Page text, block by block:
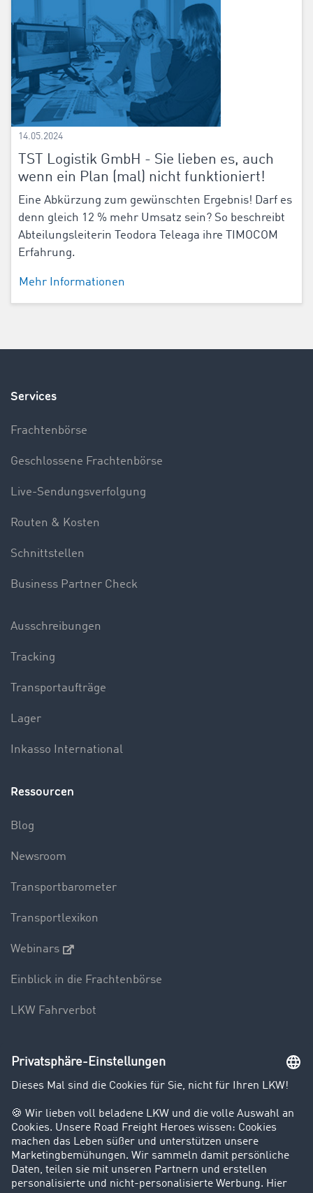
14.05.2024
TST Logistik GmbH - Sie lieben es, auch
wenn ein Plan (mal) nicht funktioniert!
Eine Abkürzung zum gewünschten Ergebnis! Darf es
denn gleich 12 % mehr Umsatz sein? So beschreibt
Abteilungsleiterin Teodora Teleaga ihre TIMOCOM
Erfahrung.
Mehr Informationen
Services
Frachtenbörse
Geschlossene Frachtenbörse
Live-Sendungsverfolgung
Routen & Kosten
Schnittstellen
Business Partner Check
Ausschreibungen
Tracking
Transportaufträge
Lager
Inkasso International
Ressourcen
Blog
Newsroom
Transportbarometer
Transportlexikon
Webinars
Einblick in die Frachtenbörse
LKW Fahrverbot
Unternehmen
Kunden werben Kunden
Success Stories
Karriere